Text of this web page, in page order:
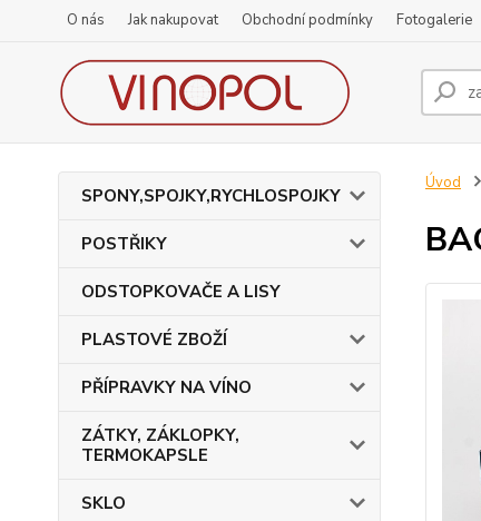
O nás Jak nakupovat Obchodní podmínky Fotogalerie
SPONY,SPOJKY,RYCHLOSPOJKY
POSTŘIKY
ODSTOPKOVAČE A LISY
PLASTOVÉ ZBOŽÍ
PŘÍPRAVKY NA VÍNO
ZÁTKY, ZÁKLOPKY,
TERMOKAPSLE
SKLO
Úvod